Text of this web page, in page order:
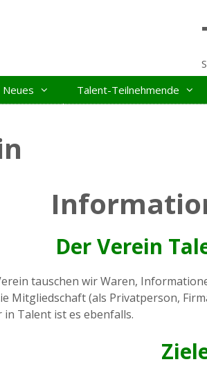
Neues Talent-Teilnehmende
Der Verein
tauschen wir Waren,
Mitgliedschaft (als Privatperson,
in Talent ist es ebenfalls.